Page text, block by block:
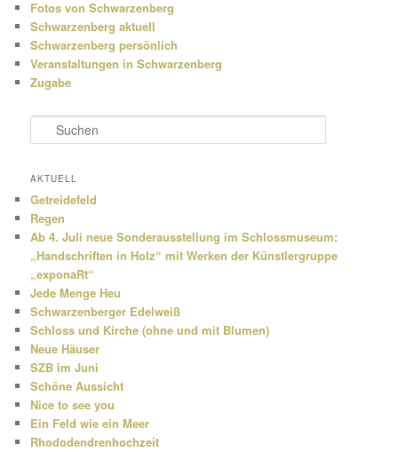
Fotos von Schwarzenberg
Schwarzenberg aktuell
Schwarzenberg persönlich
Veranstaltungen in Schwarzenberg
Zugabe
u
h
n
AKTUELL
Getreidefeld
Regen
Ab 4. Juli neue Sonderausstellung im Schlossmuseum:
„Handschriften in Holz“ mit Werken der Künstlergruppe
„exponaRt“
Jede Menge Heu
Schwarzenberger Edelweiß
Schloss und Kirche (ohne und mit Blumen)
Neue Häuser
SZB im Juni
Schöne Aussicht
Nice to see you
Ein Feld wie ein Meer
Rhododendrenhochzeit